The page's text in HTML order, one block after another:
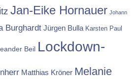
Jan-Eike Hornauer Johann
Burghardt Jürgen Bulla Karsten Paul
Beil Lockdown-
Matthias Kröner Melanie